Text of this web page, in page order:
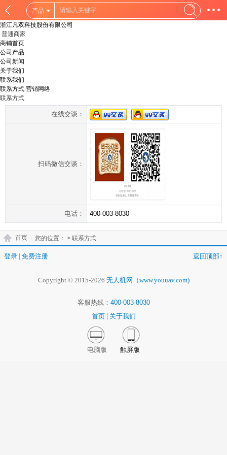
产品
浙江凡双科技股份有限公司
普通商家
商铺首页
公司产品
公司新闻
关于我们
联系我们
联系方式 营销网络
联系方式
在线交谈：
扫码微信交谈：
电话： 400-003-8030
您的位置：
首页 > 联系方式
登录 免费注册 返回顶部↑
Copyright © 2015-2026 无人机网（www.youuav.com)
客服热线： 400-003-8030
首页
关于我们
电脑版 触屏版